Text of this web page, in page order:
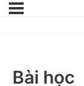
Bài học